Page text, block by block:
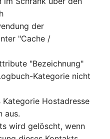
Datensicherung
(zugewiesene Objekte)
DBMS Information
DHCP
Dienste
Drucker
Layer-3-Netz
Leitungsnetz
Middleware
der
"Cache /
"Bezeichnung"
Kategorie nicht
Hostadresse
aus.
wird gelöscht, wenn